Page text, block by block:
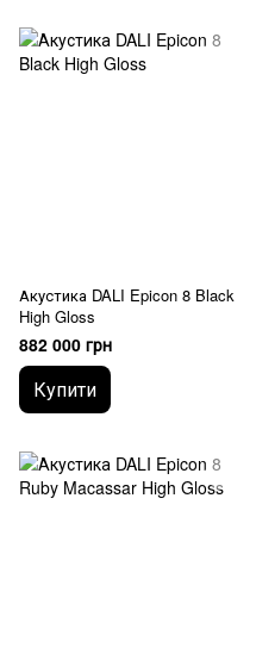
Акустика DALI Epicon 8 Black
High Gloss
882 000 грн
Купити